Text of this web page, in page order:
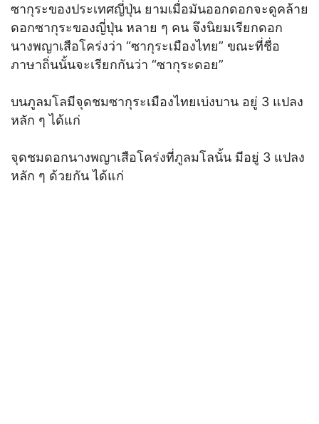
ซากุระของประเทศญี่ปุ่น ยามเมื่อมันออกดอกจะดูคล้าย
ดอกซากุระของญี่ปุ่น หลาย ๆ คน จึงนิยมเรียกดอก
นางพญาเสือโคร่งว่า “ซากุระเมืองไทย” ขณะที่ชื่อ
ภาษาถิ่นนั้นจะเรียกกันว่า “ซากุระดอย”
บนภูลมโลมีจุดชมซากุระเมืองไทยเบ่งบาน อยู่ 3 แปลง
หลัก ๆ ได้แก่
จุดชมดอกนางพญาเสือโคร่งที่ภูลมโลนั้น มีอยู่ 3 แปลง
หลัก ๆ ด้วยกัน ได้แก่